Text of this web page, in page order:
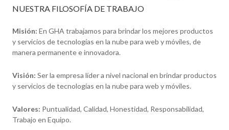
NUESTRA FILOSOFÍA DE TRABAJO
Misión: En GHA trabajamos para brindar los mejores productos
y servicios de tecnologías en la nube para web y móviles, de
manera permanente e innovadora.
Visión: Ser la empresa líder a nivel nacional en brindar productos
y servicios de tecnologías en la nube para web y móviles.
Valores: Puntualidad, Calidad, Honestidad, Responsabilidad,
Trabajo en Equipo.